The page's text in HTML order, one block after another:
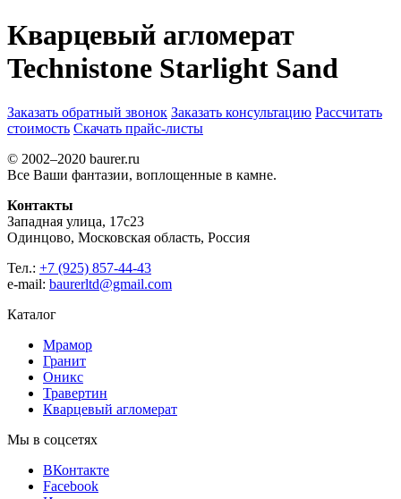
Кварцевый агломерат
Technistone Starlight Sand
Заказать обратный звонок Заказать консультацию Рассчитать
стоимость Скачать прайс-листы
© 2002–2020 baurer.ru
Все Ваши фантазии, воплощенные в камне.
Контакты
Западная улица, 17с23
Одинцово, Московская область, Россия
Тел.: +7 (925) 857-44-43
e-mail: baurerltd@gmail.com
Каталог
Мрамор
Гранит
Оникс
Травертин
Кварцевый агломерат
Мы в соцсетях
ВКонтакте
Facebook